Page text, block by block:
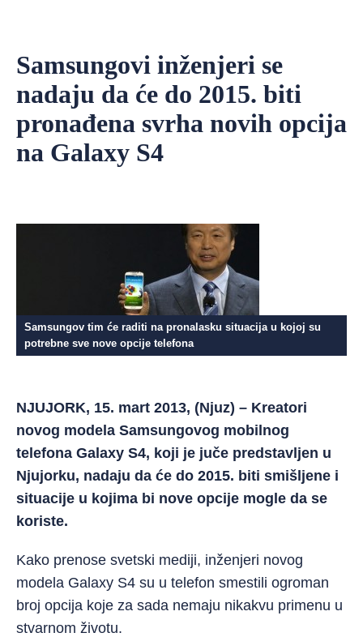
Samsungovi inženjeri se
nadaju da će do 2015. biti
pronađena svrha novih opcija
na Galaxy S4
Samsungov tim će raditi na pronalasku situacija u kojoj su
potrebne sve nove opcije telefona
NJUJORK, 15. mart 2013, (Njuz) – Kreatori
novog modela Samsungovog mobilnog
telefona Galaxy S4, koji je juče predstavljen u
Njujorku, nadaju da će do 2015. biti smišljene i
situacije u kojima bi nove opcije mogle da se
koriste.
Kako prenose svetski mediji, inženjeri novog
modela Galaxy S4 su u telefon smestili ogroman
broj opcija koje za sada nemaju nikakvu primenu u
stvarnom životu.